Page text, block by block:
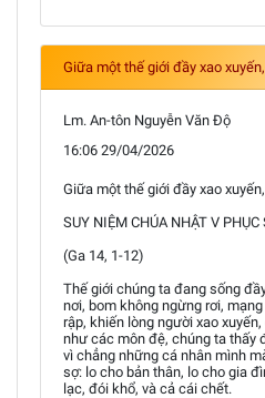
Giữa một thế giới đầy xao
Lm. An-tôn Nguyễn Văn Độ
16:06 29/04/2026
Giữa một thế giới đầy xao
SUY NIỆM CHÚA NHẬT V
(Ga 14, 1-12)
Thế giới chúng ta đang sống
nơi, bom không ngừng rơi,
rập, khiến lòng người xao
như các môn đệ, chúng ta thấy
vì chẳng những cá nhân mình
sợ: lo cho bản thân, lo cho gia
lạc, đói khổ, và cả cái chết.